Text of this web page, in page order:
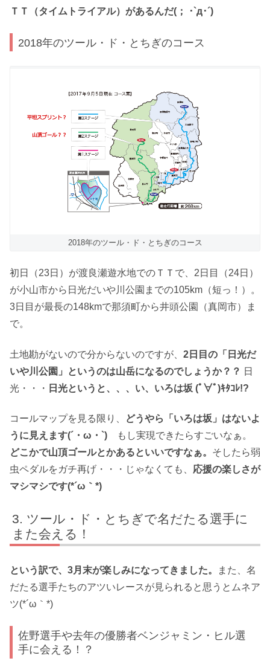
ＴＴ（タイムトライアル）があるんだ(； ･`д･´)
2018年のツール・ド・とちぎのコース
2018年のツール・ド・とちぎのコース
初日（23日）が渡良瀬遊水地でのＴＴで、2日目（24日）
が小山市から日光だいや川公園までの105km（短っ！）。
3日目が最長の148kmで那須町から井頭公園（真岡市）ま
で。
土地勘がないので分からないのですが、 2日目の「日光だ
いや川公園」というのは山岳になるのでしょうか？？ 日
光・・・ 日光というと、、、い、いろは坂 (ﾟ∀ﾟ)ｷﾀｺﾚ!?
コールマップを見る限り、
どうやら「いろは坂」はないよ
うに見えます(´・ω・`)
もし実現できたらすごいなぁ。
どこかで山頂ゴールとかあるといいですなぁ。 そしたら弱
虫ペダルをガチ再げ・・・じゃなくても、 応援の楽しさが
マシマシです(*´ω｀*)
ツール・ド・とちぎで名だたる選手に
また会える！
という訳で、3月末が楽しみになってきました。
また、名
だたる選手たちのアツいレースが見られると思うとムネア
ツ(*´ω｀*)
佐野選手や去年の優勝者ベンジャミン・ヒル選
手に会える！？